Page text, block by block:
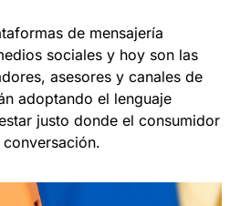
de mensajería
sociales y hoy son las
asesores y canales de
adoptando el lenguaje
justo donde el consumidor